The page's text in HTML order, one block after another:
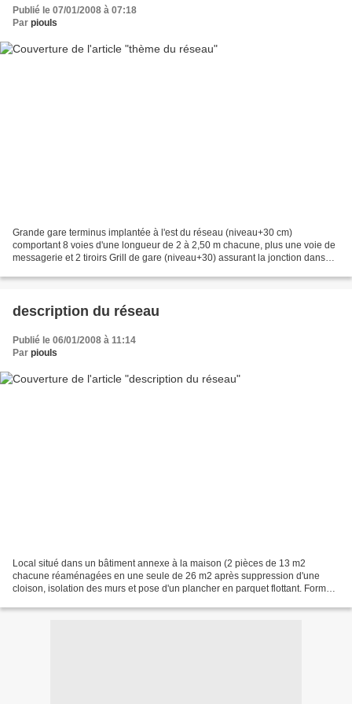
Publié le 07/01/2008 à 07:18
Par piouls
Grande gare terminus implantée à l'est du réseau (niveau+30 cm)
comportant 8 voies d'une longueur de 2 à 2,50 m chacune, plus une voie de
messagerie et 2 tiroirs Grill de gare (niveau+30) assurant la jonction dans
description du réseau
Publié le 06/01/2008 à 11:14
Par piouls
Local situé dans un bâtiment annexe à la maison (2 pièces de 13 m2
chacune réaménagées en une seule de 26 m2 après suppression d'une
cloison, isolation des murs et pose d'un plancher en parquet flottant. Forme